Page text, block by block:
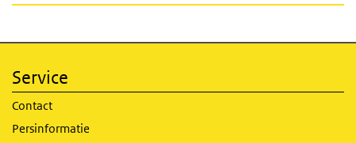
Service
Contact
Persinformatie